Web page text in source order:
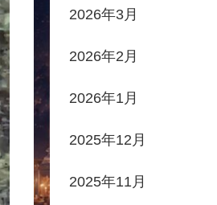
2026年3月
2026年2月
2026年1月
2025年12月
2025年11月